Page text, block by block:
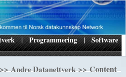
| Programmering | Software
Andre Datanettverk>> Content